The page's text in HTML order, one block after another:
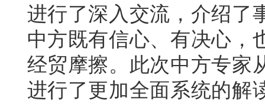
进行了深入交流，介绍了
中方既有信心、有决心，
经贸摩擦。此次中方专家
进行了更加全面系统的解